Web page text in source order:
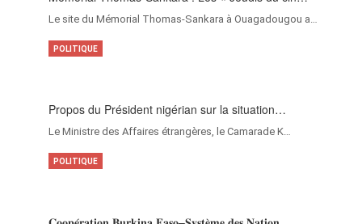
Le site du Mémorial Thomas-Sankara à Ouagadougou a…
Propos du Président nigérian sur la situation…
Le Ministre des Affaires étrangères, le Camarade K…
POLITIQUE
POLITIQUE